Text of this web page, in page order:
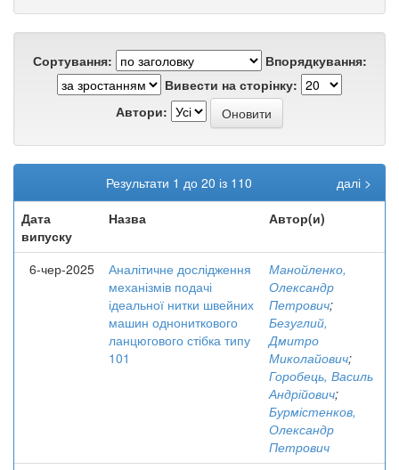
Сортування:
Впорядкування:
Вивести на сторінку:
Автори:
Результати 1 до 20 із 110
далі >
Дата
випуску
Назва Автор(и)
6-чер-2025
Аналітичне дослідження
механізмів подачі
ідеальної нитки швейних
машин однониткового
ланцюгового стібка типу
101
Манойленко,
Олександр
Петрович;
Безуглий,
Дмитро
Миколайович;
Горобець, Василь
Андрійович;
Бурмістенков,
Олександр
Петрович